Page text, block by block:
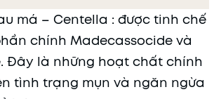
má – Centella : được tinh chế
chính Madecassocide và
Đây là những hoạt chất chính
tình trạng mụn và ngăn ngừa